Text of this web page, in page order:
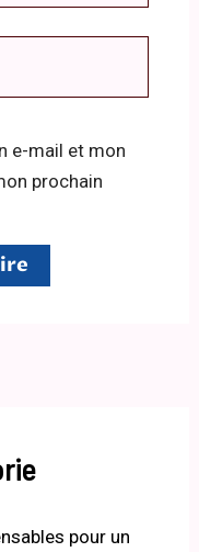
e-mail et mon
prochain
pour un